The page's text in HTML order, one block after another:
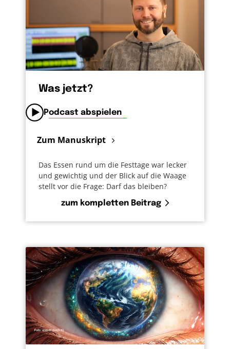
Was jetzt?
Podcast abspielen
Zum Manuskript
Das Essen rund um die Festtage war lecker
und gewichtig und der Blick auf die Waage
stellt vor die Frage: Darf das bleiben?
zum kompletten Beitrag